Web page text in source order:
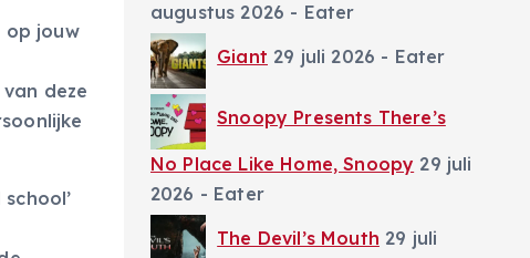
op jouw
deze
augustus 2026 - Eater
Giant 29 juli 2026 - Eater
Snoopy Presents There’s
No Place Like Home, Snoopy 29 juli
2026 - Eater
The Devil’s Mouth 29 juli